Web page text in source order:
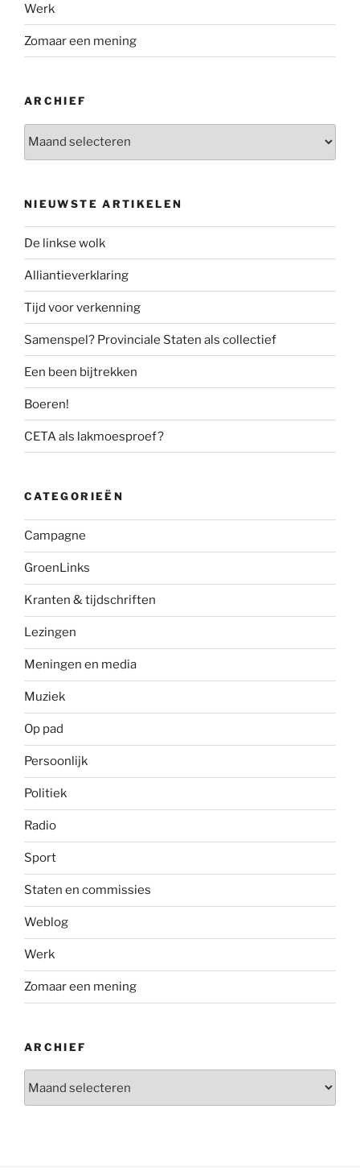
Werk
Zomaar een mening
ARCHIEF
NIEUWSTE ARTIKELEN
De linkse wolk
Alliantieverklaring
Tijd voor verkenning
Samenspel? Provinciale Staten als collectief
Een been bijtrekken
Boeren!
CETA als lakmoesproef?
CATEGORIEËN
Campagne
GroenLinks
Kranten & tijdschriften
Lezingen
Meningen en media
Muziek
Op pad
Persoonlijk
Politiek
Radio
Sport
Staten en commissies
Weblog
Werk
Zomaar een mening
ARCHIEF